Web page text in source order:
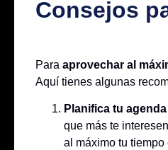
Consejos
Para aprovechar al
Aquí tienes algunas
Planifica tu
que más te
al máximo tu tiempo